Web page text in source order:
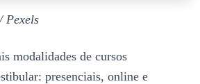
Pexels
modalidades de cursos
presenciais, online e